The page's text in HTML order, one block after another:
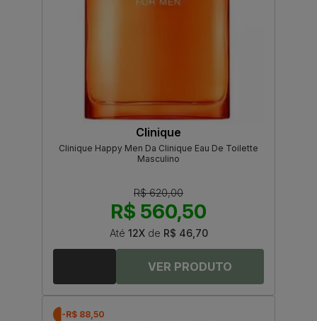
Clinique
Clinique Happy Men Da Clinique Eau De Toilette
Masculino
R$ 620,00
R$ 560,50
Até 12Xde R$ 46,70
-R$ 88,50